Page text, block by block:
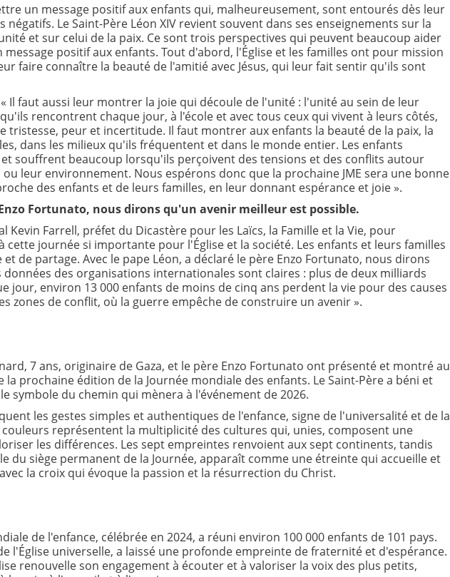
un message positif aux enfants qui, malheureusement, sont entourés dès leur
Le Saint-Père Léon XIV revient souvent dans ses enseignements sur la
et sur celui de la paix. Ce sont trois perspectives qui peuvent beaucoup aider
positif aux enfants. Tout d'abord, l'Église et les familles ont pour mission
faire connaître la beauté de l'amitié avec Jésus, qui leur fait sentir qu'ils sont
Il faut aussi leur montrer la joie qui découle de l'unité : l'unité au sein de leur
rencontrent chaque jour, à l'école et avec tous ceux qui vivent à leurs côtés,
tristesse, peur et incertitude. Il faut montrer aux enfants la beauté de la paix, la
dans les milieux qu'ils fréquentent et dans le monde entier. Les enfants
souffrent beaucoup lorsqu'ils perçoivent des tensions et des conflits autour
leur environnement. Nous espérons donc que la prochaine JME sera une bonne
des enfants et de leurs familles, en leur donnant espérance et joie ».
Fortunato, nous dirons qu'un avenir meilleur est possible.
Kevin Farrell, préfet du Dicastère pour les Laïcs, la Famille et la Vie, pour
journée si importante pour l'Église et la société. Les enfants et leurs familles
de partage. Avec le pape Léon, a déclaré le père Enzo Fortunato, nous dirons
des organisations internationales sont claires : plus de deux milliards
jour, environ 13 000 enfants de moins de cinq ans perdent la vie pour des causes
zones de conflit, où la guerre empêche de construire un avenir ».
7 ans, originaire de Gaza, et le père Enzo Fortunato ont présenté et montré au
la prochaine édition de la Journée mondiale des enfants. Le Saint-Père a béni et
symbole du chemin qui mènera à l'événement de 2026.
les gestes simples et authentiques de l'enfance, signe de l'universalité et de la
représentent la multiplicité des cultures qui, unies, composent une
les différences. Les sept empreintes renvoient aux sept continents, tandis
du siège permanent de la Journée, apparaît comme une étreinte qui accueille et
la croix qui évoque la passion et la résurrection du Christ.
de l'enfance, célébrée en 2024, a réuni environ 100 000 enfants de 101 pays.
l'Église universelle, a laissé une profonde empreinte de fraternité et d'espérance.
renouvelle son engagement à écouter et à valoriser la voix des plus petits,